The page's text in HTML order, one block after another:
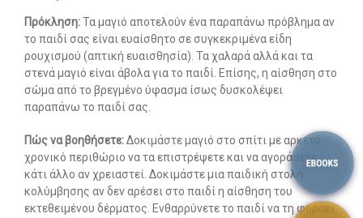
Πρόκληση:Τα μαγιό αποτελούν ένα παραπάνω πρόβλημα αν
το παιδί σας είναι ευαίσθητο σε συγκεκριμένα είδη
ρουχισμού (απτική ευαισθησία). Τα χαλαρά αλλά και τα
στενά μαγιό είναι άβολα για το παιδί. Επίσης, η αίσθηση στο
σώμα από το βρεγμένο ύφασμα ίσως δυσκολέψει
παραπάνω το παιδί σας.
Πώς να βοηθήσετε:Δοκιμάστε μαγιό στο σπίτι με αρκετό
χρονικό περιθώριο να τα επιστρέψετε και να αγοράσετε
κάτι άλλο αν χρειαστεί. Δοκιμάστε μια παιδική στολή
κολύμβησης αν δεν αρέσει στο παιδί η αίσθηση του
εκτεθειμένου δέρματος. Ενθαρρύνετε το παιδί να τη φοράει